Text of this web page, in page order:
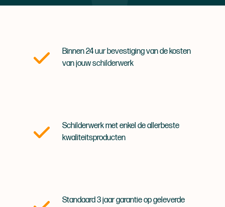
Binnen 24 uur bevestiging van de kosten
van jouw schilderwerk
Schilderwerk met enkel de allerbeste
kwaliteitsproducten
Standaard 3 jaar garantie op geleverde